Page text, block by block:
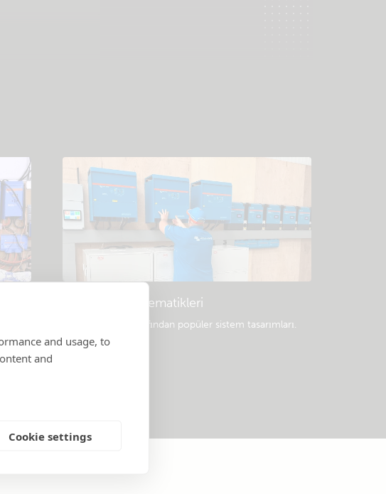
and usage, to
and
Cookie settings
Örnek sistem şematikleri
Profesyoneller tarafından popüler sistem tasarımları.